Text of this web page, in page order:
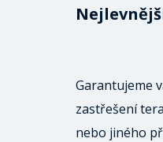
Garantujeme
zastřešení
nebo jiného